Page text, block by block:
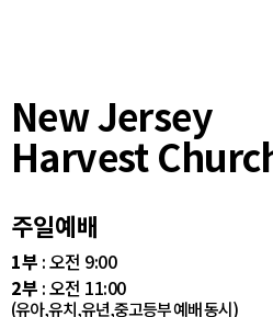
New Jersey
Harvest
주일예배
1부 : 오전 9:00
2부 : 오전 11:00
(유아,유치,유년,중고등부 예배 동시)